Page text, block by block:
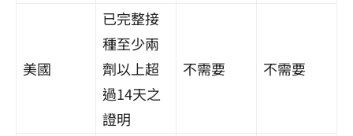
美國
已完整接
種至少兩
劑以上超
過14天之
證明
不需要 不需要